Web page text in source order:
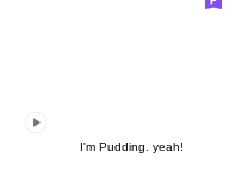
I'm Pudding. yeah!